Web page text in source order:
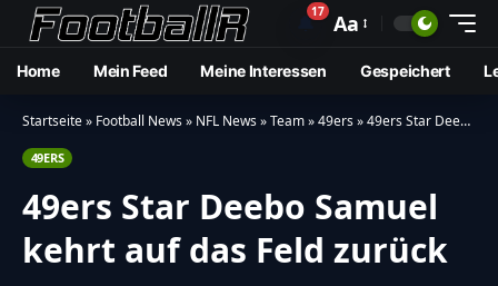
🔔17 Aa
Home Mein Feed Meine Interessen Gespeichert
Startseite» Football News» NFL News»Team»49ers»49ers Star Deebo Samuel kehrt auf das Feld zurück
49ERS
49ers Star Deebo Samuel
kehrt auf das Feld zurück